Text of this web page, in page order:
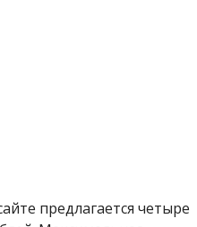
предлагается четыре